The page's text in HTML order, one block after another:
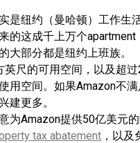
是纽约（曼哈顿）工作生
的这成千上万个apartment
大部分都是纽约上班族。
英尺的可用空间，以及超
用空间。如果Amazon不
建更多。
为Amazon提供50亿美元的
tax abatement ，以